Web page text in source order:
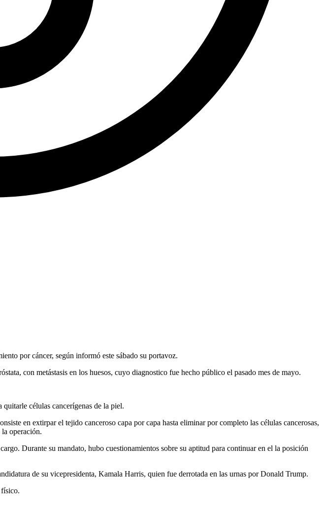
por cáncer, según informó este sábado su portavoz.
con metástasis en los huesos, cuyo diagnostico fue hecho público el pasado mes de mayo.
células cancerígenas de la piel.
en extirpar el tejido canceroso capa por capa hasta eliminar por completo las células cancerosas,
operación.
Durante su mandato, hubo cuestionamientos sobre su aptitud para continuar en el la posición
de su vicepresidenta, Kamala Harris, quien fue derrotada en las urnas por Donald Trump.